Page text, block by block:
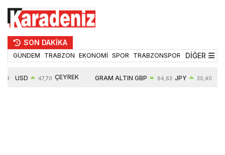
SON DAKİKA
GÜNDEM TRABZON EKONOMİ SPOR TRABZONSPOR TEKNOLOJİ
DİĞER
USD 47,70 ÇEYREK GRAM ALTIN GBP 64,63 JPY 30,40